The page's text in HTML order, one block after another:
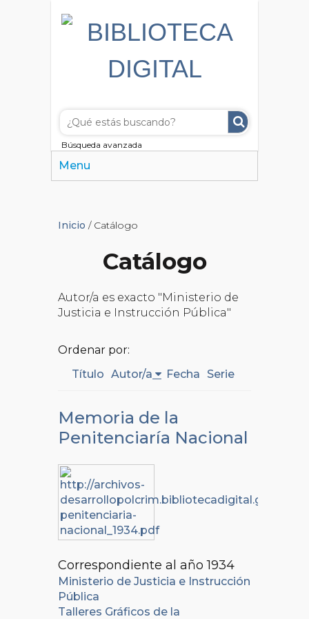
Búsqueda avanzada
Menu
Inicio / Catálogo
Catálogo
Autor/a es exacto "Ministerio de
Justicia e Instrucción Pública"
Ordenar por:
Título Autor/a Fecha Serie
Memoria de la
Penitenciaría Nacional
Correspondiente al año 1934
Ministerio de Justicia e Instrucción
Pública
Talleres Gráficos de la